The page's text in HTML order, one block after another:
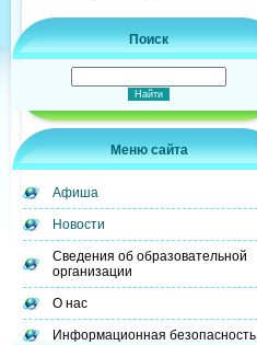
Поиск
Меню сайта
Афиша
Новости
Сведения об образовательной
организации
О нас
Информационная безопасность